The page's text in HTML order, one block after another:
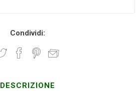
Condividi:
DESCRIZIONE